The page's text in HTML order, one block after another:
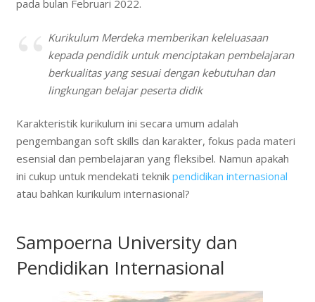
pada bulan Februari 2022.
Kurikulum Merdeka memberikan keleluasaan
kepada pendidik untuk menciptakan pembelajaran
berkualitas yang sesuai dengan kebutuhan dan
lingkungan belajar peserta didik
Karakteristik kurikulum ini secara umum adalah
pengembangan soft skills dan karakter, fokus pada materi
esensial dan pembelajaran yang fleksibel. Namun apakah
ini cukup untuk mendekati teknik pendidikan internasional
atau bahkan kurikulum internasional?
Sampoerna University dan
Pendidikan Internasional